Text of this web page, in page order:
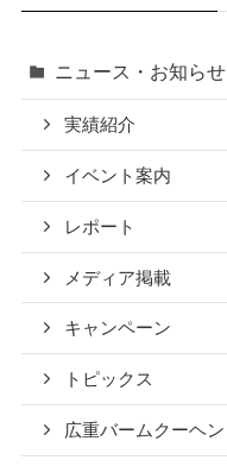
ニュース・お知らせ
実績紹介
イベント案内
レポート
メディア掲載
キャンペーン
トピックス
広重バームクーヘン